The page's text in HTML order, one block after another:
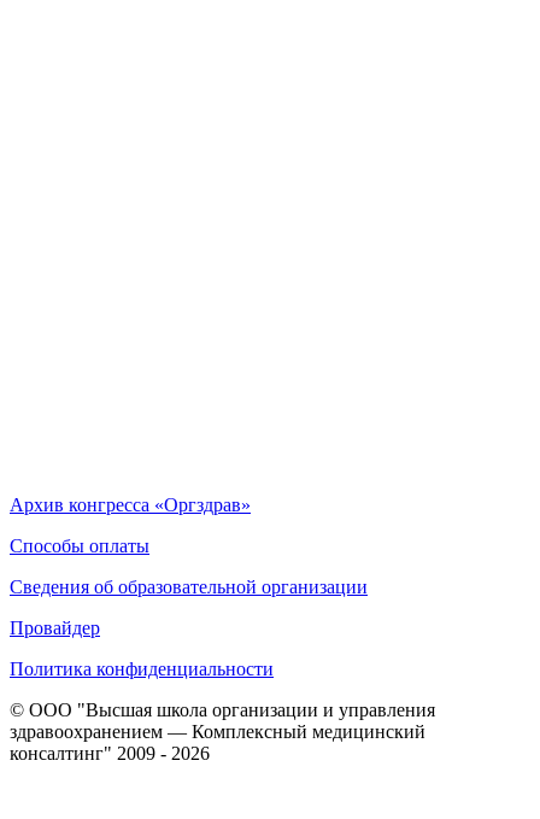
Архив конгресса «Оргздрав»
Способы оплаты
Сведения об образовательной организации
Провайдер
Политика конфиденциальности
© ООО "Высшая школа организации и управления
здравоохранением — Комплексный медицинский
консалтинг" 2009 - 2026